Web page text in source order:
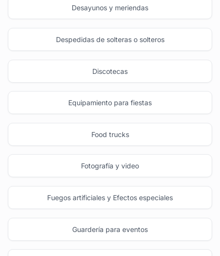
Desayunos y meriendas
Despedidas de solteras o solteros
Discotecas
Equipamiento para fiestas
Food trucks
Fotografía y video
Fuegos artificiales y Efectos especiales
Guardería para eventos